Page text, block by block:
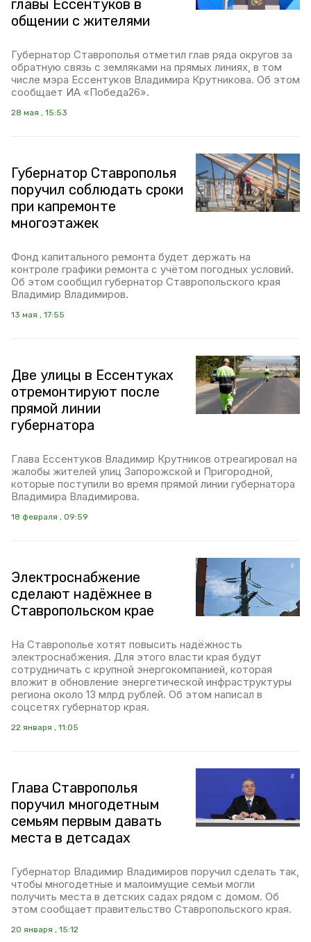
главы Ессентуков в
общении с жителями
Губернатор Ставрополья отметил глав ряда округов за
обратную связь с земляками на прямых линиях, в том
числе мэра Ессентуков Владимира Крутникова. Об этом
сообщает ИА «Победа26».
28 мая , 15:53
Губернатор Ставрополья
поручил соблюдать сроки
при капремонте
многоэтажек
Фонд капитального ремонта будет держать на
контроле графики ремонта с учётом погодных условий.
Об этом сообщил губернатор Ставропольского края
Владимир Владимиров.
13 мая , 17:55
Две улицы в Ессентуках
отремонтируют после
прямой линии
губернатора
Глава Ессентуков Владимир Крутников отреагировал на
жалобы жителей улиц Запорожской и Пригородной,
которые поступили во время прямой линии губернатора
Владимира Владимирова.
18 февраля , 09:59
Электроснабжение
сделают надёжнее в
Ставропольском крае
На Ставрополье хотят повысить надёжность
электроснабжения. Для этого власти края будут
сотрудничать с крупной энергокомпанией, которая
вложит в обновление энергетической инфраструктуры
региона около 13 млрд рублей. Об этом написал в
соцсетях губернатор края.
22 января , 11:05
Глава Ставрополья
поручил многодетным
семьям первым давать
места в детсадах
Губернатор Владимир Владимиров поручил сделать так,
чтобы многодетные и малоимущие семьи могли
получить места в детских садах рядом с домом. Об
этом сообщает правительство Ставропольского края.
20 января , 15:12